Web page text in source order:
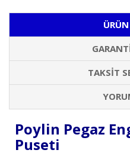
TAKSIT
Poylin Pegaz
Puseti